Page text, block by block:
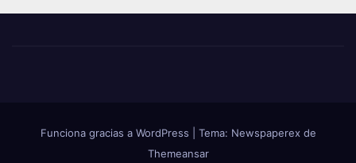
Funciona gracias a WordPress
Tema: Newspaperex de
Themeansar